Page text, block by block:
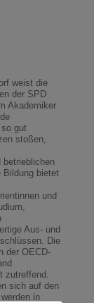
weist die
der SPD
Akademiker
gut
stoßen,
betrieblichen
Bildung bietet
und
Aus- und
Die
der OECD-
zutreffend.
sich auf den
in